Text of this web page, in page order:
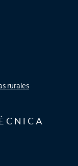
rurales